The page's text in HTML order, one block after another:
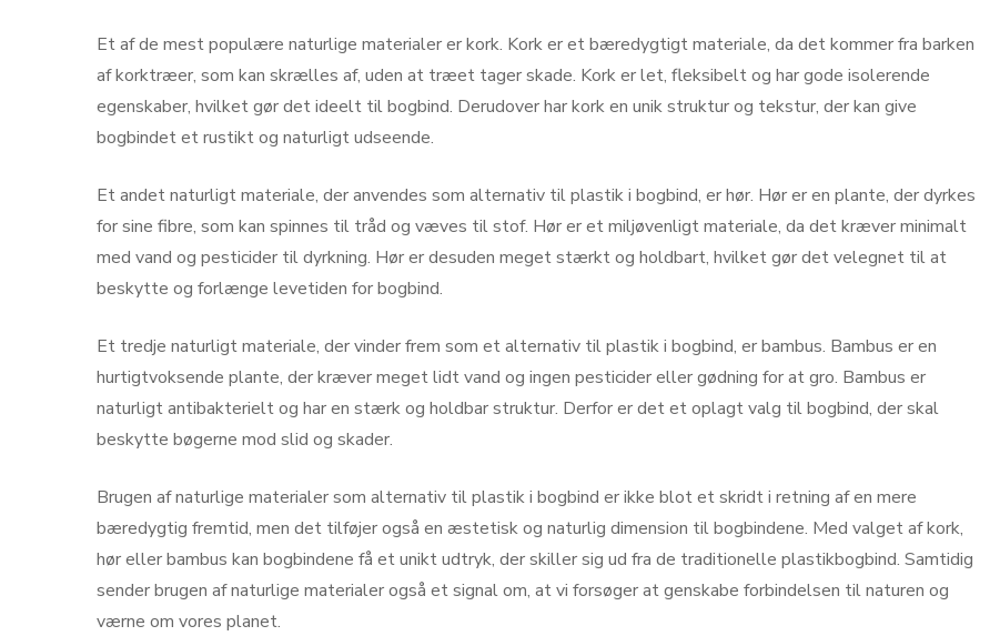
Et af de mest populære naturlige materialer er kork. Kork er et bæredygtigt materiale, da det kommer fra barken
af korktræer, som kan skrælles af, uden at træet tager skade. Kork er let, fleksibelt og har gode isolerende
egenskaber, hvilket gør det ideelt til bogbind. Derudover har kork en unik struktur og tekstur, der kan give
bogbindet et rustikt og naturligt udseende.
Et andet naturligt materiale, der anvendes som alternativ til plastik i bogbind, er hør. Hør er en plante, der dyrkes
for sine fibre, som kan spinnes til tråd og væves til stof. Hør er et miljøvenligt materiale, da det kræver minimalt
med vand og pesticider til dyrkning. Hør er desuden meget stærkt og holdbart, hvilket gør det velegnet til at
beskytte og forlænge levetiden for bogbind.
Et tredje naturligt materiale, der vinder frem som et alternativ til plastik i bogbind, er bambus. Bambus er en
hurtigtvoksende plante, der kræver meget lidt vand og ingen pesticider eller gødning for at gro. Bambus er
naturligt antibakterielt og har en stærk og holdbar struktur. Derfor er det et oplagt valg til bogbind, der skal
beskytte bøgerne mod slid og skader.
Brugen af naturlige materialer som alternativ til plastik i bogbind er ikke blot et skridt i retning af en mere
bæredygtig fremtid, men det tilføjer også en æstetisk og naturlig dimension til bogbindene. Med valget af kork,
hør eller bambus kan bogbindene få et unikt udtryk, der skiller sig ud fra de traditionelle plastikbogbind. Samtidig
sender brugen af naturlige materialer også et signal om, at vi forsøger at genskabe forbindelsen til naturen og
værne om vores planet.